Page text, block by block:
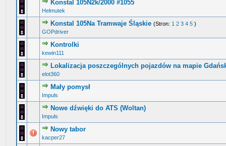
Konstal 105N2k/2000 #1055
Helmutek
2 głosów - średnia ocena: 4 na 5 gwiazdek
12345
Konstal 105Na Tramwaje Śląskie (Stron: 1 2 3 4 5 )
GOPdriver
1 głosów - średnia ocena: 5 na 5 gwiazdek
1 2345
Kontrolki
kewin111
0 głosów - średnia ocena: 0 na 5 gwiazdek
Lokalizacja poszczególnych pojazdów na mapie
elot360
1 głosów - średnia ocena: 5 na 5 gwiazdek
12345
Mały pomysł
Impuls
0 głosów - średnia ocena: 0 na 5 gwiazdek
Nowe dźwięki do ATS (Woltan)
Impuls
0 głosów - średnia ocena: 0 na 5 gwiazdek
12 34 5
Nowy tabor
kacper27
0 głosów - średnia ocena: 0 na 5 gwiazdek